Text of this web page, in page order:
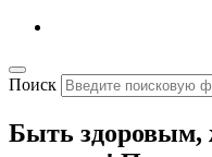
Поиск
Быть здоровым,